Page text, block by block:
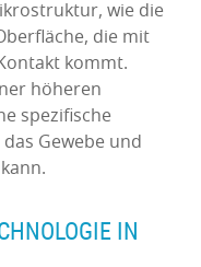
wie die
die mit
kommt.
höheren
spezifische
Gewebe und
IN